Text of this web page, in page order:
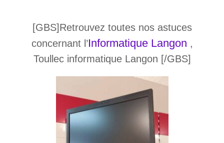
[GBS]Retrouvez toutes nos astuces
concernant l’Informatique Langon ,
Toullec informatique Langon [/GBS]